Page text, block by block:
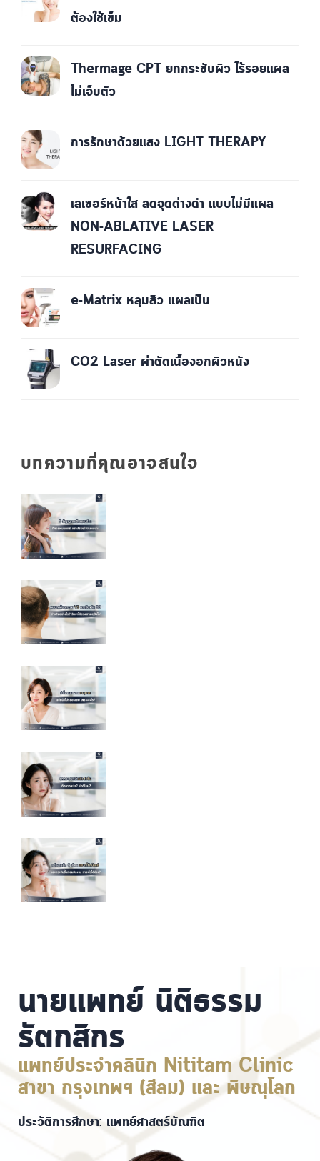
ต้องใช้เข็ม
Thermage CPT ยกกระชับผิว ไร้รอยแผล
ไม่เจ็บตัว
การรักษาด้วยแสง LIGHT THERAPY
เลเซอร์หน้าใส ลดจุดด่างดำ แบบไม่มีแผล
NON-ABLATIVE LASER
RESURFACING
e-Matrix หลุมสิว แผลเป็น
CO2 Laser ผ่าตัดเนื้องอกผิวหนัง
บทความที่คุณอาจสนใจ
นายแพทย์ นิติธรรม
รัตกสิกร
แพทย์ประจำคลินิก Nititam Clinic
สาขา กรุงเทพฯ (สีลม) และ พิษณุโลก
ประวัติการศึกษา: แพทย์ศาสตร์บัณฑิต